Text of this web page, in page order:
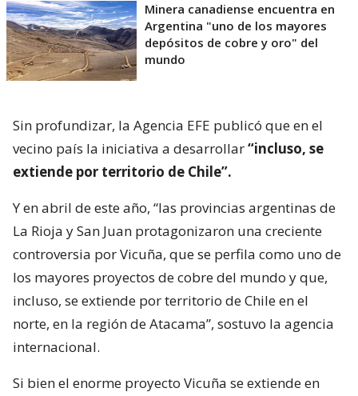
Minera canadiense encuentra en
Argentina "uno de los mayores
depósitos de cobre y oro" del
mundo
Sin profundizar, la Agencia EFE publicó que en el
vecino país la iniciativa a desarrollar“incluso, se
extiende por territorio de Chile”.
Y en abril de este año, “las provincias argentinas de
La Rioja y San Juan protagonizaron una creciente
controversia por Vicuña, que se perfila como uno de
los mayores proyectos de cobre del mundo y que,
incluso, se extiende por territorio de Chile en el
norte, en la región de Atacama”, sostuvo la agencia
internacional.
Si bien el enorme proyecto Vicuña se extiende en